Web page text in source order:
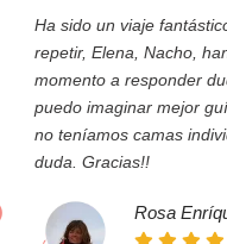
Ha sido un viaje
repetir, Elena, Nacho,
momento a responder
puedo imaginar mejor
no teníamos camas
duda. Gracias!!
Rosa